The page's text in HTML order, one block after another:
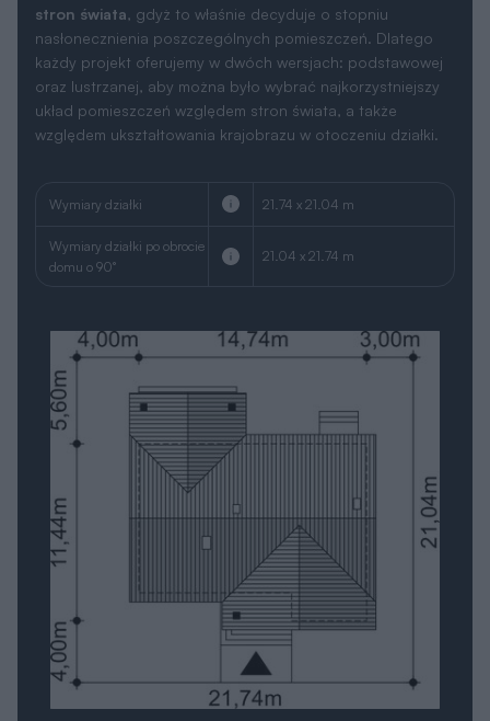
stron świata, gdyż to właśnie decyduje o stopniu
nasłonecznienia poszczególnych pomieszczeń. Dlatego
każdy projekt oferujemy w dwóch wersjach: podstawowej
oraz lustrzanej, aby można było wybrać najkorzystniejszy
układ pomieszczeń względem stron świata, a także
względem ukształtowania krajobrazu w otoczeniu działki.
Wymiary działki 21.74 x 21.04 m
Wymiary działki po obrocie
domu o 90°
21.04 x 21.74 m